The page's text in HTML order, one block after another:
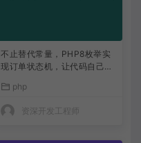
不止替代常量，PHP8枚举实
现订单状态机，让代码自己说
php
资深开发工程师